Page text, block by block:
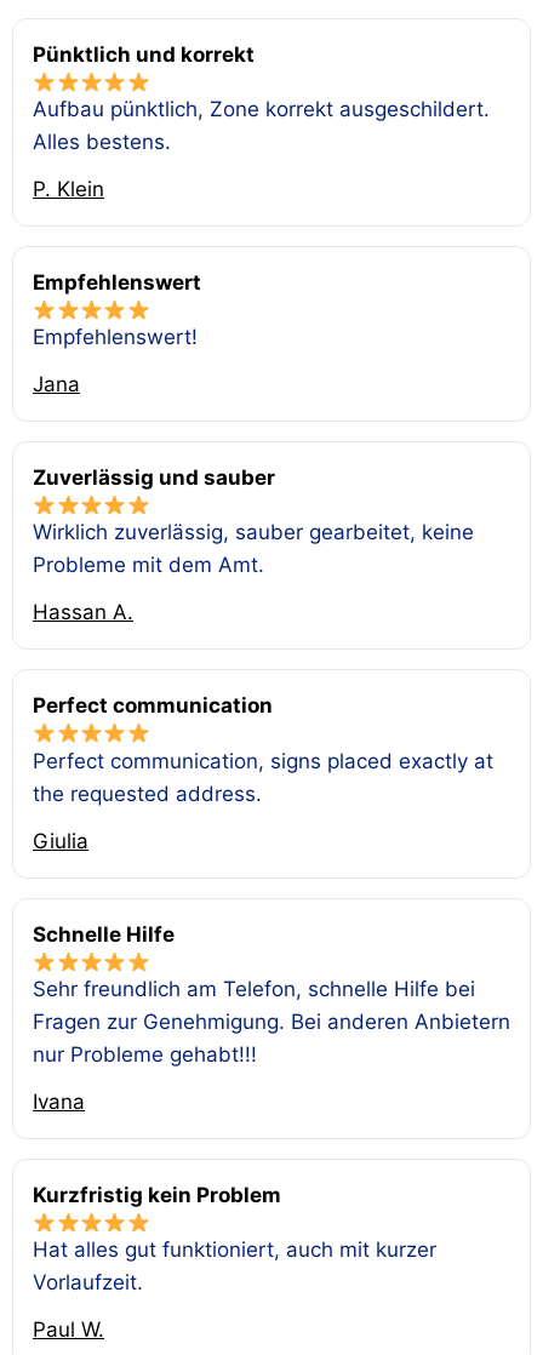
Pünktlich und korrekt
Aufbau pünktlich, Zone korrekt ausgeschildert.
Alles bestens.
P. Klein
Empfehlenswert
Empfehlenswert!
Jana
Zuverlässig und sauber
Wirklich zuverlässig, sauber gearbeitet, keine
Probleme mit dem Amt.
Hassan A.
Perfect communication
Perfect communication, signs placed exactly at
the requested address.
Giulia
Schnelle Hilfe
Sehr freundlich am Telefon, schnelle Hilfe bei
Fragen zur Genehmigung. Bei anderen Anbietern
nur Probleme gehabt!!!
Ivana
Kurzfristig kein Problem
Hat alles gut funktioniert, auch mit kurzer
Vorlaufzeit.
Paul W.